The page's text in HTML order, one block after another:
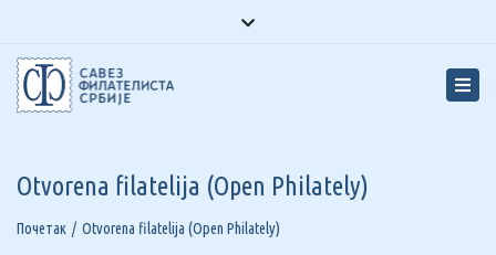
YoutubeInstagram
Otvorena filatelija (Open Philately)
Почетак Otvorena filatelija (Open Philately)